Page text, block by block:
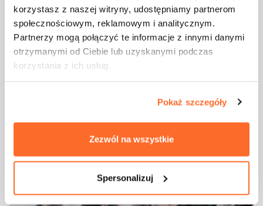
korzystasz z naszej witryny, udostępniamy partnerom
społecznościowym, reklamowym i analitycznym.
Partnerzy mogą połączyć te informacje z innymi danymi
otrzymanymi od Ciebie lub uzyskanymi podczas
korzystania z ich usług.
Pokaż szczegóły
Zezwól na wszystkie
Spersonalizuj